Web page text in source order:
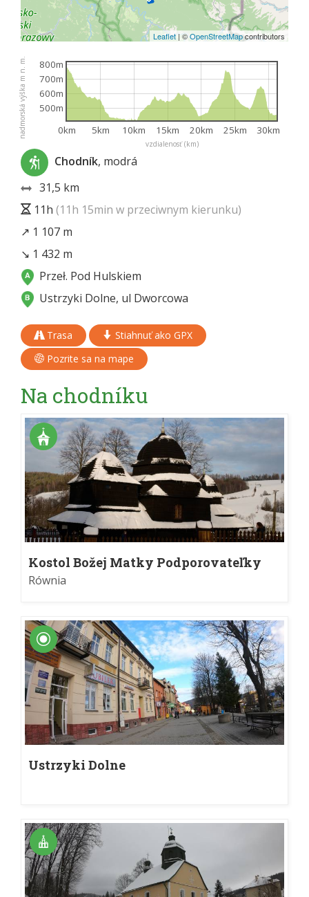
Leaflet | ©OpenStreetMapcontributors
vzdialenosť (km)
nadmorská výška m n. m. 0km 5km 10km 15km 20km 25km 30km
500m
600m
700m
800m
Chodník, modrá
31,5 km
11h (11h 15min w przeciwnym kierunku)
↗ 1 107 m
↘ 1 432 m
Przeł. Pod Hulskiem
Ustrzyki Dolne, ul Dworcowa
Trasa
Stiahnuť ako GPX
Pozrite sa na mape
Na chodníku
Kostol Božej Matky Podporovateľky
veriacich v Równi
Równia
Ustrzyki Dolne